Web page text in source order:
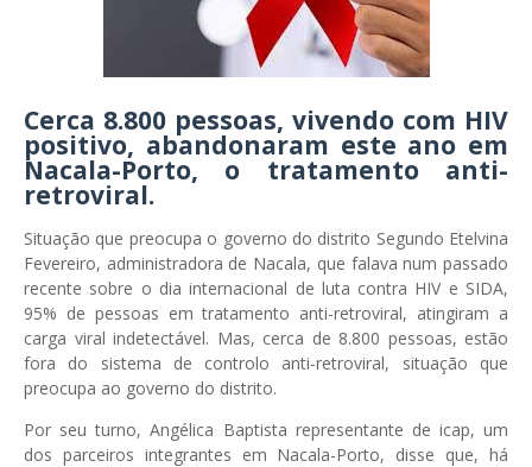
Cerca 8.800 pessoas, vivendo com HIV
positivo, abandonaram este ano em
Nacala-Porto, o tratamento anti-
retroviral.
Situação que preocupa o governo do distrito Segundo Etelvina
Fevereiro, administradora de Nacala, que falava num passado
recente sobre o dia internacional de luta contra HIV e SIDA,
95% de pessoas em tratamento anti-retroviral, atingiram a
carga viral indetectável. Mas, cerca de 8.800 pessoas, estão
fora do sistema de controlo anti-retroviral, situação que
preocupa ao governo do distrito.
Por seu turno, Angélica Baptista representante de icap, um
dos parceiros integrantes em Nacala-Porto, disse que, há